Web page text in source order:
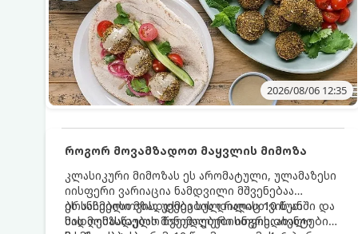
2026/08/06 12:35
როგორ მოვამზადოთ მაყვლის მიმოზა
კლასიკური მიმოზას ეს არომატული, ულამაზესი
იისფერი ვარიაცია ნამდვილი მშვენებაა
ბრანჩებისთვის, უქმეების დილისთვის ან
სადღესასწაულო წვეულებებისთვის. ახალი
ეს სასმელი მზადდება სულ რაღაც 10 წუთში და
მის მომზადებას მინიმალური ინგრედიენტები